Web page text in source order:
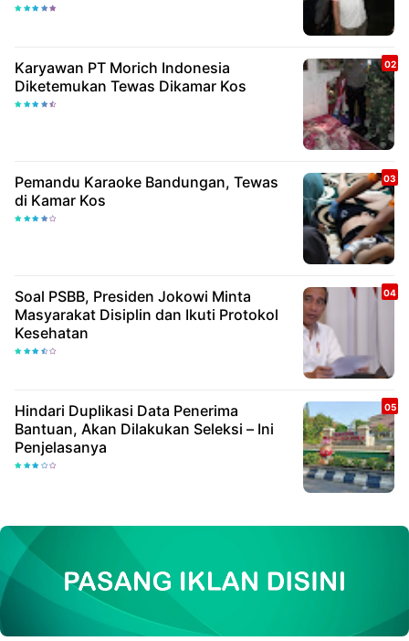
Karyawan PT Morich Indonesia
Diketemukan Tewas Dikamar Kos
Pemandu Karaoke Bandungan, Tewas
di Kamar Kos
Soal PSBB, Presiden Jokowi Minta
Masyarakat Disiplin dan Ikuti Protokol
Kesehatan
Hindari Duplikasi Data Penerima
Bantuan, Akan Dilakukan Seleksi – Ini
Penjelasanya